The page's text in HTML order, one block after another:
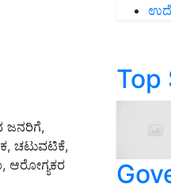
ಜನರಿಗೆ,
ಚಟುವಟಿಕೆ,
ಆರೋಗ್ಯಕರ
Top